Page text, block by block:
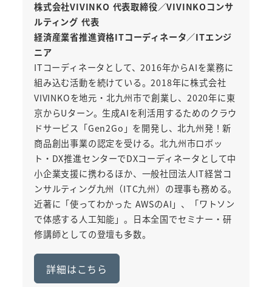
株式会社VIVINKO 代表取締役／VIVINKOコンサ
ルティング 代表
経済産業省推進資格ITコーディネータ／ITエンジ
ニア
ITコーディネータとして、2016年からAIを業務に
組み込む活動を続けている。2018年に株式会社
VIVINKOを地元・北九州市で創業し、2020年に東
京からUターン。生成AIを利活用するためのクラウ
ドサービス「Gen2Go」を開発し、北九州発！新
商品創出事業の認定を受ける。北九州市ロボッ
ト・DX推進センターでDXコーディネータとして中
小企業支援に携わるほか、一般社団法人IT経営コ
ンサルティング九州（ITC九州）の理事も務める。
近著に「使ってわかった AWSのAI」、「ワトソン
で体感する人工知能」。日本全国でセミナー・研
修講師としての登壇も多数。
詳細はこちら